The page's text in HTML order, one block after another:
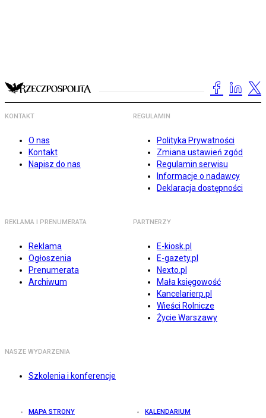
KONTAKT
O nas
Kontakt
Napisz do nas
REGULAMIN
Polityka Prywatności
Zmiana ustawień zgód
Regulamin serwisu
Informacje o nadawcy
Deklaracja dostępności
REKLAMA I PRENUMERATA
Reklama
Ogłoszenia
Prenumerata
Archiwum
PARTNERZY
E-kiosk.pl
E-gazety.pl
Nexto.pl
Mała księgowość
Kancelarierp.pl
Wieści Rolnicze
Życie Warszawy
NASZE WYDARZENIA
Szkolenia i konferencje
MAPA STRONY KALENDARIUM